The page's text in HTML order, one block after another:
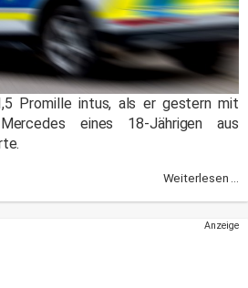
Promille intus, als er gestern mit
eines 18-Jährigen aus
Weiterlesen ...
Anzeige